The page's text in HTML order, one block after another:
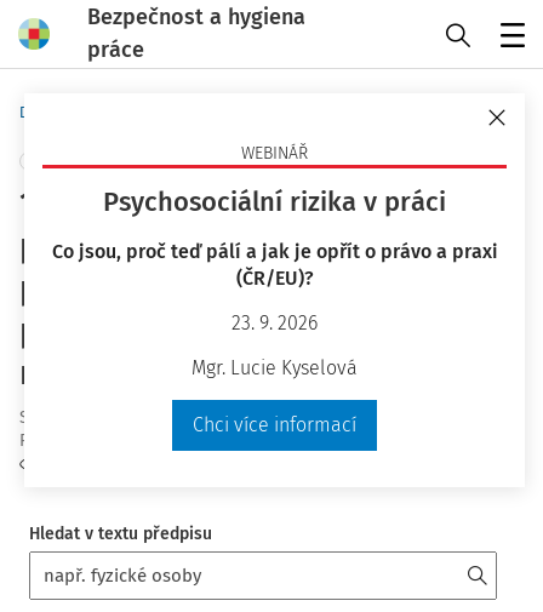
Bezpečnost a hygiena
práce
WEBINÁŘ
Psychosociální rizika v práci
Co jsou, proč teď pálí a jak je opřít o právo a praxi
(ČR/EU)?
23. 9. 2026
Mgr. Lucie Kyselová
Chci více informací
Domů
+ PŘIDAT VLASTNÍ
160/2024 Sb. o hygienických
požadavcích na prostory a
provoz zařízení a provozoven
pro výchovu a vzdělávání dětí a
mladistvých a dětských skupin
Schválený
Platný od
Hledat v textu předpisu